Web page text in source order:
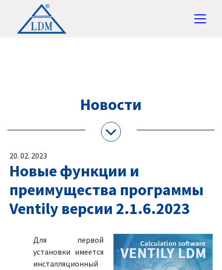
Новости
20. 02. 2023
Новые функции и
преимущества программы
Ventily версии 2.1.6.2023
Для первой
установки имеется
инсталляционный